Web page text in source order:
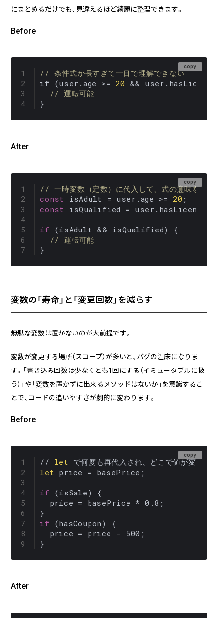
にまとめるだけでも、見違えるほど綺麗に整理できます。
Before
copy
// 条件式が長すぎて一目で理解できない
if (user.age >= 20 &&
// 運転可能
}
After
copy
// 一時変数（定数）に代入して、式の意味をラベ
const
isAdult = user.age >= 20
const
isQualified = user. hasLicense
if (isAdult && isQualified) {
// 運転可能
}
変数の「寿命」と「変更回数」を減らす
無駄な変数は置かないのが大前提です。
変数が変更する場所（スコープ）が多いと、バグの温床になりま
す。「書き込み回数は少なくとも1回にする（イミュータブルに扱
う）」や「変数を置かずに出来るメソッドはないか」を意識するこ
とで、コードの追いやすさが劇的に変わります。
Before
copy
// let
let
price = basePrice;
if (isSale) {
  price = basePrice * 0.8;
if (hasCoupon) {
  price = price - 500;
}
After